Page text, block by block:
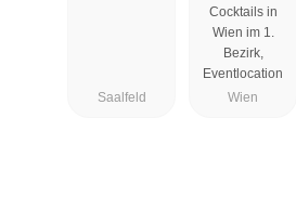
Saalfeld
Cocktails in
Wien im 1.
Bezirk,
Eventlocation
Wien